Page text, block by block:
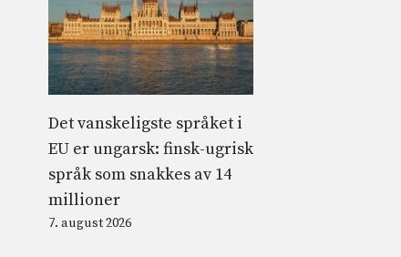
Det vanskeligste språket i
EU er ungarsk: finsk-ugrisk
språk som snakkes av 14
millioner
7. august 2026